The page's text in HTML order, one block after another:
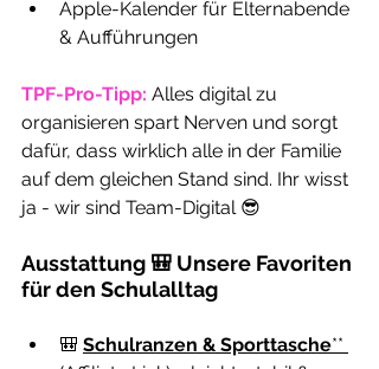
Apple-Kalender für Elternabende
& Aufführungen
TPF-Pro-Tipp: Alles digital zu
organisieren spart Nerven und sorgt
dafür, dass wirklich alle in der Familie
auf dem gleichen Stand sind. Ihr wisst
ja - wir sind Team-Digital 😎
Ausstattung 🎒 Unsere Favoriten
für den Schulalltag
🎒 Schulranzen & Sporttasche**